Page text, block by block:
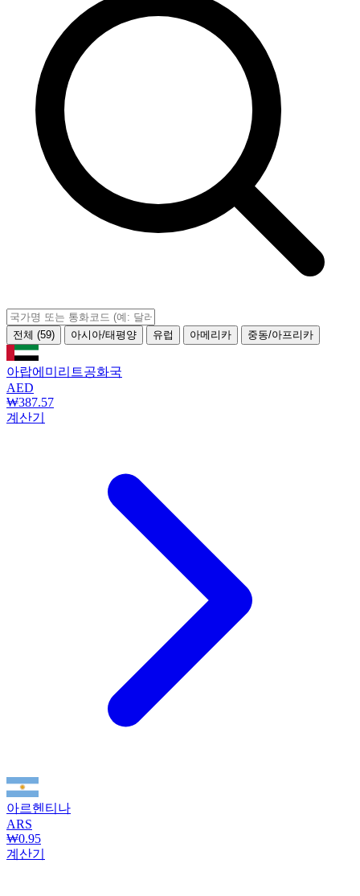
전체 (59) 아시아/태평양 유럽 아메리카 중동/아프리카
아랍에미리트공화국
AED
₩387.57
계산기
아르헨티나
ARS
₩0.95
계산기